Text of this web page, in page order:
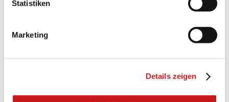
Statistiken
Marketing
Details zeigen
Glänzende Ideen mit wasserfestem Papier. Perfekt zu